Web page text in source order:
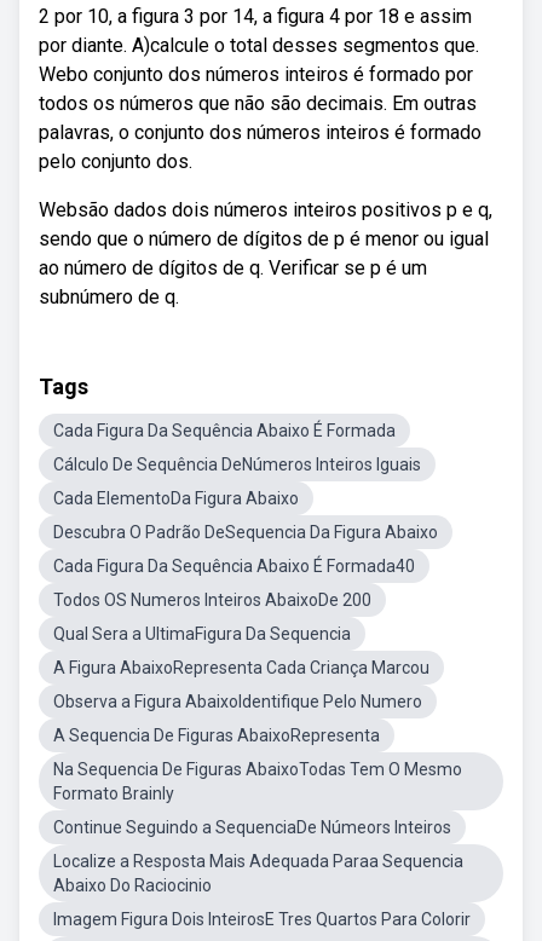
2 por 10, a figura 3 por 14, a figura 4 por 18 e assim
por diante. A)calcule o total desses segmentos que.
Webo conjunto dos números inteiros é formado por
todos os números que não são decimais. Em outras
palavras, o conjunto dos números inteiros é formado
pelo conjunto dos.
Websão dados dois números inteiros positivos p e q,
sendo que o número de dígitos de p é menor ou igual
ao número de dígitos de q. Verificar se p é um
subnúmero de q.
Tags
Cada Figura Da Sequência Abaixo É Formada
Cálculo De Sequência DeNúmeros Inteiros Iguais
Cada ElementoDa Figura Abaixo
Descubra O Padrão DeSequencia Da Figura Abaixo
Cada Figura Da Sequência Abaixo É Formada40
Todos OS Numeros Inteiros AbaixoDe 200
Qual Sera a UltimaFigura Da Sequencia
A Figura AbaixoRepresenta Cada Criança Marcou
Observa a Figura AbaixoIdentifique Pelo Numero
A Sequencia De Figuras AbaixoRepresenta
Na Sequencia De Figuras AbaixoTodas Tem O Mesmo
Formato Brainly
Continue Seguindo a SequenciaDe Númeors Inteiros
Localize a Resposta Mais Adequada Paraa Sequencia
Abaixo Do Raciocinio
Imagem Figura Dois InteirosE Tres Quartos Para Colorir